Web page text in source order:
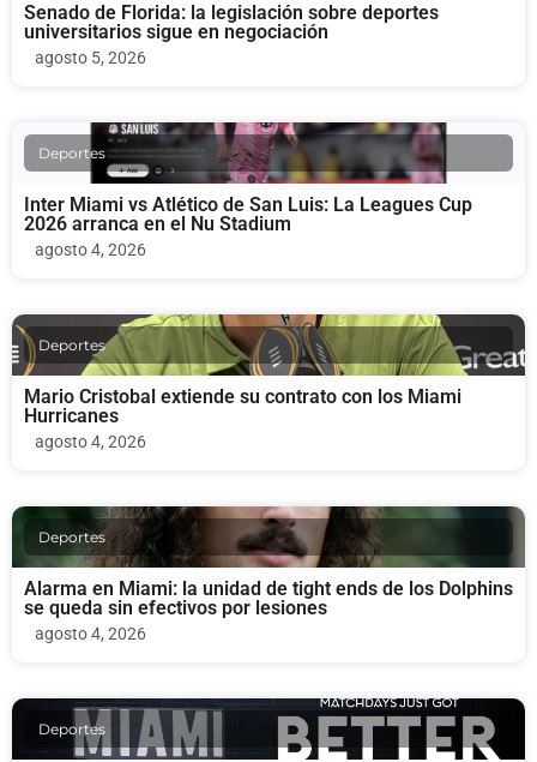
Senado de Florida: la legislación sobre deportes
universitarios sigue en negociación
agosto 5, 2026
Deportes
Inter Miami vs Atlético de San Luis: La Leagues Cup
2026 arranca en el Nu Stadium
agosto 4, 2026
Deportes
Mario Cristobal extiende su contrato con los Miami
Hurricanes
agosto 4, 2026
Deportes
Alarma en Miami: la unidad de tight ends de los Dolphins
se queda sin efectivos por lesiones
agosto 4, 2026
Deportes